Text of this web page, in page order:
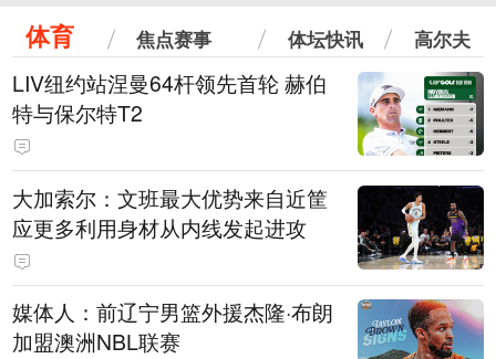
体育 焦点赛事 体坛快讯 高尔夫
LIV纽约站涅曼64杆领先首轮 赫伯
特与保尔特T2
大加索尔：文班最大优势来自近筐
应更多利用身材从内线发起进攻
媒体人：前辽宁男篮外援杰隆·布朗
加盟澳洲NBL联赛